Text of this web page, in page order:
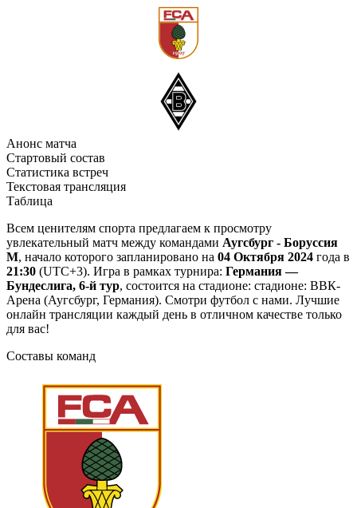
Анонс матча
Стартовый состав
Статистика встреч
Текстовая трансляция
Таблица
Всем ценителям спорта предлагаем к просмотру
увлекательный матч между командами Аугсбург - Боруссия
М, начало которого запланировано на 04 Октября 2024 года в
21:30 (UTC+3). Игра в рамках турнира: Германия —
Бундеслига, 6-й тур, состоится на стадионе: стадионе: ВВК-
Арена (Аугсбург, Германия). Смотри футбол с нами. Лучшие
онлайн трансляции каждый день в отличном качестве только
для вас!
Составы команд